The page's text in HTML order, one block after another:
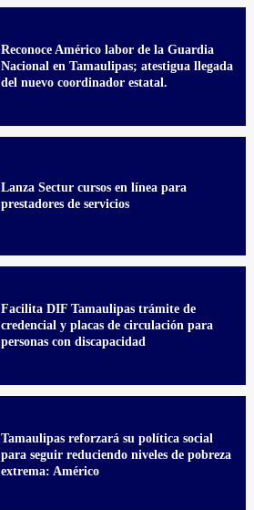
Reconoce Américo labor de la Guardia
Nacional en Tamaulipas; atestigua llegada
del nuevo coordinador estatal.
Lanza Sectur cursos en línea para
prestadores de servicios
Facilita DIF Tamaulipas trámite de
credencial y placas de circulación para
personas con discapacidad
Tamaulipas reforzará su política social
para seguir reduciendo niveles de pobreza
extrema: Américo